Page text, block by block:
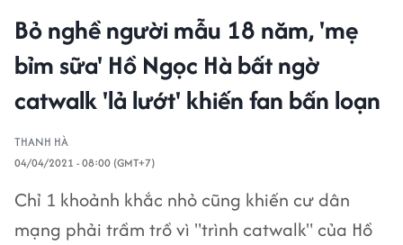
Bỏ nghề người mẫu 18 năm, 'mẹ
bỉm sữa' Hồ Ngọc Hà bất ngờ
catwalk 'lả lướt' khiến fan bấn loạn
THANH HÀ
04/04/2021 - 08:00 (GMT+7)
Chỉ 1 khoảnh khắc nhỏ cũng khiến cư dân
mạng phải trầm trồ vì "trình catwalk" của Hồ